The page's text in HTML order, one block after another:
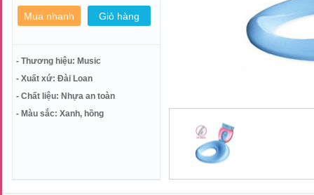
- Thương hiệu: Music
- Xuất xứ: Đài Loan
- Chất liệu: Nhựa an toàn
- Màu sắc: Xanh, hồng